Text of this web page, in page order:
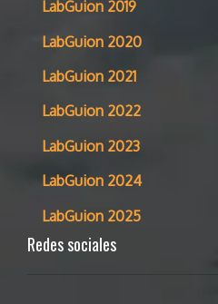
LabGuion 2019
LabGuion 2020
LabGuion 2021
LabGuion 2022
LabGuion 2023
LabGuion 2024
LabGuion 2025
Redes sociales